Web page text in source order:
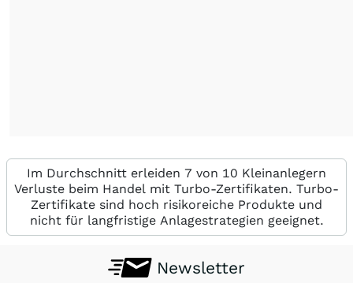
Im Durchschnitt erleiden 7 von 10 Kleinanlegern
Verluste beim Handel mit Turbo-Zertifikaten. Turbo-
Zertifikate sind hoch risikoreiche Produkte und
nicht für langfristige Anlagestrategien geeignet.
Newsletter